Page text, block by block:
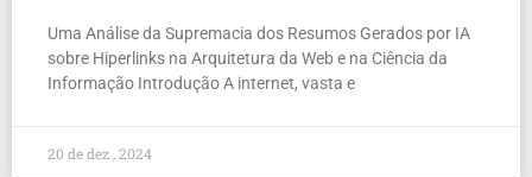
Uma Análise da Supremacia dos Resumos Gerados por IA
sobre Hiperlinks na Arquitetura da Web e na Ciência da
Informação Introdução A internet, vasta e
20 de dez , 2024